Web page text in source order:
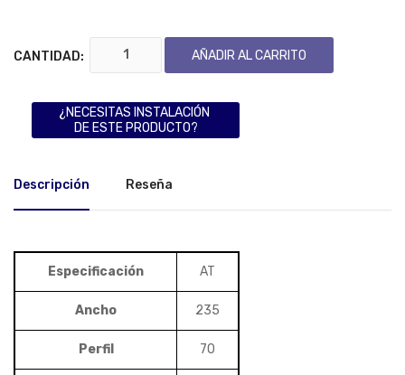
CANTIDAD: AÑADIR AL CARRITO
¿NECESITAS INSTALACIÓN
DE ESTE PRODUCTO?
Descripción Reseña
Especificación AT
Ancho 235
Perfil 70